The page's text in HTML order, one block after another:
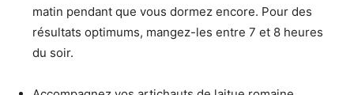
matin pendant que vous dormez encore. Pour des
résultats optimums, mangez-les entre 7 et 8 heures
du soir.